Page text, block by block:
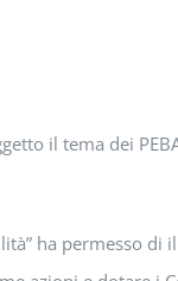
il tema dei
ha permesso di